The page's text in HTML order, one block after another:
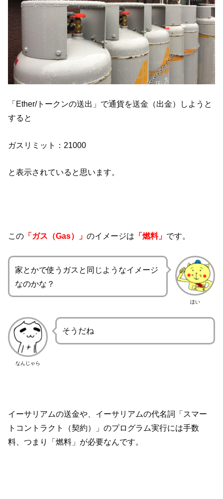
「Ether/トークンの送出」で通貨を送金（出金）しようと
すると
ガスリミット：21000
と表示されていると思います。
この 「ガス（Gas）」のイメージは 「燃料」 です。
ほい
家とかで使うガスと同じようなイメージ
なのかな？
なんじゃら
そうだね
イーサリアムの送金や、イーサリアムの代名詞「スマー
トコントラクト（契約）」のプログラム実行には手数
料、つまり「燃料」が必要なんです。